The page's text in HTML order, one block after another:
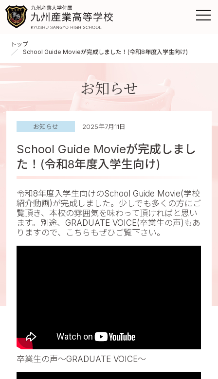
トップ
School Guide Movieが完成しました！(令和8年度入学生向け)
お知らせ
お知らせ 2025年7月11日
School Guide Movieが完成しまし
た！(令和8年度入学生向け)
令和8年度入学生向けのSchool Guide Movie(学校
紹介動画)が完成しました。少しでも多くの方にご
覧頂き、本校の雰囲気を味わって頂ければと思い
ます。別途、GRADUATE VOICE(卒業生の声)もあ
りますので、こちらもぜひご覧下さい。
卒業生の声～GRADUATE VOICE～